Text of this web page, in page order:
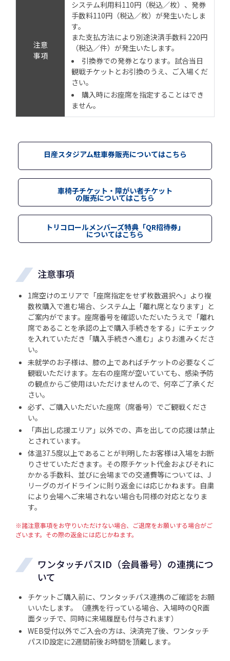
注意
事項
システム利用料110円（税込／枚）、発券
手数料110円（税込／枚）が発生いたしま
す。
また支払方法により別途決済手数料 220円
（税込／件）が発生いたします。
引換券での発券となります。試合当日
観戦チケットとお引換のうえ、ご入場くだ
さい。
購入時にお座席を指定することはでき
ません。
日産スタジアム駐車券販売についてはこちら
車椅子チケット・障がい者チケット
の販売についてはこちら
トリコロールメンバーズ特典「QR招待券」
についてはこちら
注意事項
1席空けのエリアで「座席指定をせず枚数選択へ」より複
数枚購入で進む場合、システム上「離れ席となります」と
ご案内がでます。座席番号を確認いただいたうえで「離れ
席であることを承認の上で購入手続きをする」にチェック
を入れていただき「購入手続きへ進む」よりお進みくださ
い。
未就学のお子様は、膝の上であればチケットの必要なくご
観戦いただけます。左右の座席が空いていても、感染予防
の観点からご使用はいただけませんので、何卒ご了承くだ
さい。
必ず、ご購入いただいた座席（席番号）でご観戦くださ
い。
「声出し応援エリア」以外での、声を出しての応援は禁止
とされています。
体温37.5度以上であることが判明したお客様は入場をお断
りさせていただきます。その際チケット代金およびそれに
かかる手数料、並びに会場までの交通費等については、J
リーグのガイドラインに則り返金には応じかねます。自粛
により会場へご来場されない場合も同様の対応となりま
す。
※諸注意事項をお守りいただけない場合、ご退席をお願いする場合がご
ざいます。その際の返金には応じかねます。
ワンタッチパスID（会員番号）の連携につ
いて
チケットご購入前に、ワンタッチパス連携のご確認をお願
いいたします。（連携を行っている場合、入場時のQR画
面タッチで、同時に来場履歴も付与されます）
WEB受付以外でご入会の方は、決済完了後、ワンタッチ
パスID設定に2週間前後お時間を頂戴します。